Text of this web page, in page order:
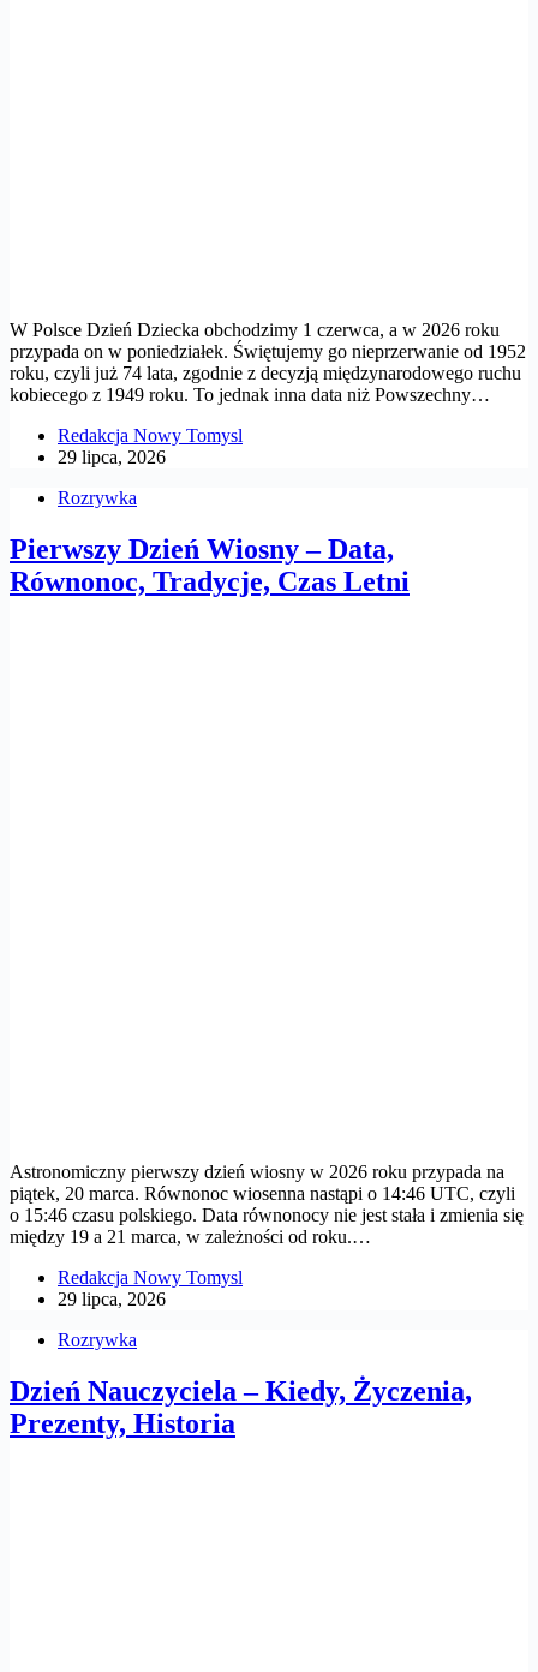
W Polsce Dzień Dziecka obchodzimy 1 czerwca, a w 2026 roku
przypada on w poniedziałek. Świętujemy go nieprzerwanie od 1952
roku, czyli już 74 lata, zgodnie z decyzją międzynarodowego ruchu
kobiecego z 1949 roku. To jednak inna data niż Powszechny…
Redakcja Nowy Tomysl
29 lipca, 2026
Rozrywka
Pierwszy Dzień Wiosny – Data,
Równonoc, Tradycje, Czas Letni
Astronomiczny pierwszy dzień wiosny w 2026 roku przypada na
piątek, 20 marca. Równonoc wiosenna nastąpi o 14:46 UTC, czyli
o 15:46 czasu polskiego. Data równonocy nie jest stała i zmienia się
między 19 a 21 marca, w zależności od roku.…
Redakcja Nowy Tomysl
29 lipca, 2026
Rozrywka
Dzień Nauczyciela – Kiedy, Życzenia,
Prezenty, Historia